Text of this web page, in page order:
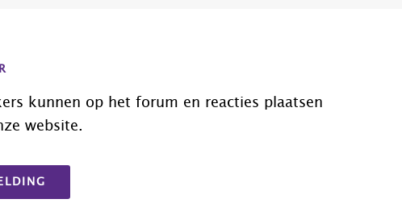
kunnen op het forum en reacties plaatsen
website.